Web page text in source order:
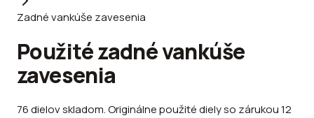
Zadné vankúše zavesenia
Použité zadné vankúše
zavesenia
76dielovskladom.Originálne použité diely so zárukou 12